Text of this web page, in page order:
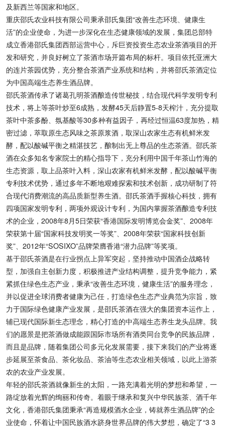
及新西兰等国家和地区。
重庆邵氏农业科技有限公司秉承邵氏集团“改善生态环境、健康生
活”的企业使命，为进一步深化在生态健康领域的发展，集团总部特
成立香港邵氏集团西部运营中心，斥巨资投资生态农业茶酒项目的开
发和研究，并良好树立了茶酒市场开篇布局的标杆。项目依托亚洲大
的连片茶园优势，充分整合茶酒产业系统和结构，并将邵氏茶酒定位
为中国高端生态养生酒品牌。
邵氏茶酒传承了诸葛孔明茶酒酿造传世秘技，结合现代科学发明专利
技术，将上等茶叶炒至6成熟，发酵45天后静置5-8天榨汁，充分提取
茶叶中茶多酚、氛基酸等30多种有益因子，再经过恒温63度加热，精
密过滤，萃取原生态风味之茶原浆酒，取深山农家生态有机鲜米发
酵，配以酸碱平衡之精湛技艺，酿制出无上尊品的生态茶酒。邵氏茶
酒在众多知名专家院士的精心指导下，充分利用中国千年茶山竹海的
生态资源，取上品茶叶入料，深山农家有机鲜米发酵，配以酸碱平衡
专利技术优势，通过多年不断地艰难探索和技术创新，成功研制了符
合现代消费潮流的高品质新型养生酒。邵氏茶酒手握核心科技，拥有
四项国家发明专利，两项外观设计专利，为国内掌握茶酒酿造专利技
术的企业，2008年8月5日荣获“香港国际发明博览会金奖”、2008年
荣获第十届“国家科技发明奖一等奖”、2008年荣获“国家科技创新
奖”、2012年“SOSIXO”品牌荣膺香港“潜力品牌”等奖项。
基于邵氏茶酒是在行业拐点上异军突起，坚持推动中国酒企战略转
型，加强自主创新力度，积极推进产业结构调整，提升竞争能力，紧
紧抓住绿色生态产业，秉承“改善生态环境，健康生活”的服务理念，
并以促进全球消费者健康为己任，打造绿色生态产业典范为宗旨，致
力于国际绿色健康产业发展，是邵氏茶酒在强大的集团资本运作上，
辅已现代国际新生态理念，精心打造的中高端生态养生龙头品牌。我
们的愿景是把茶酒做成能跟国际市场所有酒类同台竞争的民族品牌，
而且是品牌，随着集团公司多元化发展需要，接下来我们的产业将逐
步延展至茶食品、茶化妆品、茶油等生态农业相关领域，以此上游茶
农的农业产业发展。
年轻的邵氏茶酒就像新生的太阳，一路充满着光明的梦想和希望，一
路绽放着光辉的绚丽和传奇。着眼于继承和复兴中华民族茶、酒千年
文化，香港邵氏集团秉承“再造规模酒水企业，铸就养生酒品牌”的企
业使命，怀着让中国民族酒水跻身世界品牌的伟大梦想，确定了“3 3